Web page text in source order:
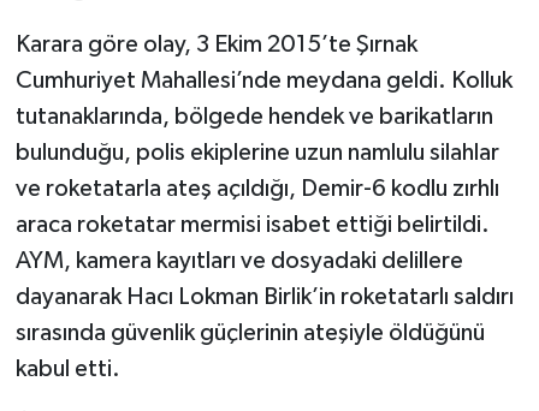
Karara göre olay, 3 Ekim 2015’te Şırnak
Cumhuriyet Mahallesi’nde meydana geldi. Kolluk
tutanaklarında, bölgede hendek ve barikatların
bulunduğu, polis ekiplerine uzun namlulu silahlar
ve roketatarla ateş açıldığı, Demir-6 kodlu zırhlı
araca roketatar mermisi isabet ettiği belirtildi.
AYM, kamera kayıtları ve dosyadaki delillere
dayanarak Hacı Lokman Birlik’in roketatarlı saldırı
sırasında güvenlik güçlerinin ateşiyle öldüğünü
kabul etti.